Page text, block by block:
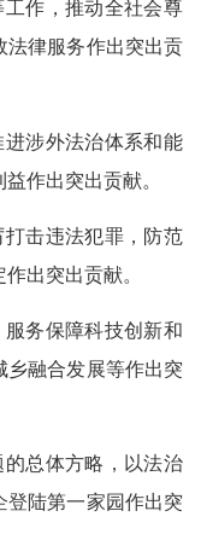
作，推动全社会尊
法律服务作出突出贡
涉外法治体系和能
作出突出贡献。
击违法犯罪，防范
出突出贡献。
务保障科技创新和
乡融合发展等作出突
总体方略，以法治
登陆第一家园作出突